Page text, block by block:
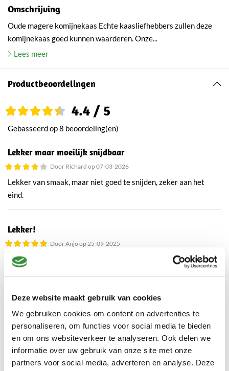
Deze website maakt gebruik van cookies
We gebruiken cookies om content en advertenties te
personaliseren, om functies voor social media te bieden
en om ons websiteverkeer te analyseren. Ook delen we
informatie over uw gebruik van onze site met onze
partners voor social media, adverteren en analyse. Deze
Omschrijving
Oude magere komijnekaas Echte kaasliefhebbers zullen deze
komijnekaas goed kunnen waarderen. Onze...
Lees meer
Productbeoordelingen
4.4 / 5
Gebasseerd op 8 beoordeling(en)
Lekker maar moeilijk snijdbaar
Door Richard op 07-03-2026
Lekker van smaak, maar niet goed te snijden, zeker aan het
eind.
Lekker!
Door Anjo op 25-09-2025
Ik koop deze altijd bij jullie kraam op de markt in Hoogvliet.
Zalig, is heel oud recept, maar de lekkerste komijnenkaas die er
is.